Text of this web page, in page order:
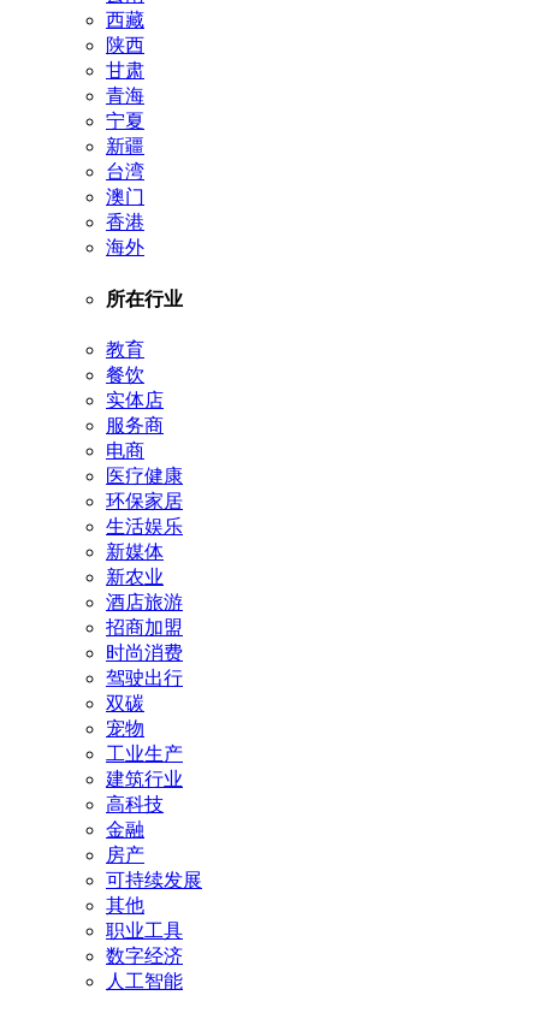
西藏
陕西
甘肃
青海
宁夏
新疆
台湾
澳门
香港
海外
所在行业
教育
餐饮
实体店
服务商
电商
医疗健康
环保家居
生活娱乐
新媒体
新农业
酒店旅游
招商加盟
时尚消费
驾驶出行
双碳
宠物
工业生产
建筑行业
高科技
金融
房产
可持续发展
其他
职业工具
数字经济
人工智能